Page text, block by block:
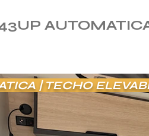
| TECHO